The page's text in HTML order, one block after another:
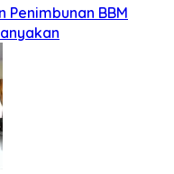
Penimbunan BBM